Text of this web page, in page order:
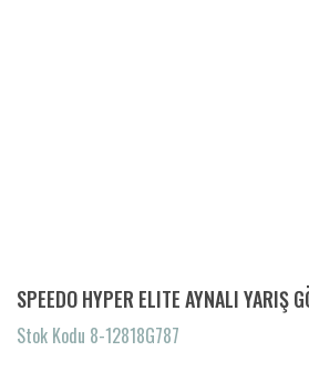
SPEEDO HYPER ELITE AYNALI YARIŞ
Stok Kodu 8-12818G787